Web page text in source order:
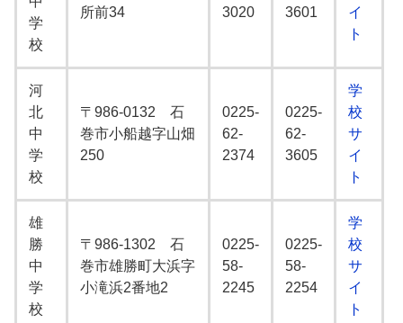
学
校
所前34 3020 3601
イ
ト
河
北
中
学
校
〒986-0132 石
巻市小船越字山畑
250
0225-
62-
2374
0225-
62-
3605
学
校
サ
イ
ト
雄
勝
中
学
校
〒986-1302 石
巻市雄勝町大浜字
小滝浜2番地2
0225-
58-
2245
0225-
58-
2254
学
校
サ
イ
ト